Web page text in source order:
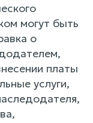
могут быть
о
платы
услуги,